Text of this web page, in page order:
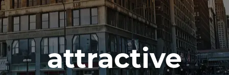
attractive